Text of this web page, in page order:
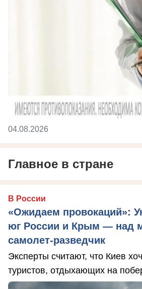
04.08.2026
Главное в стране
В России
«Ожидаем провокаций»:
юг России и Крым — над
самолет-разведчик
Эксперты считают, что Киев
туристов, отдыхающих на